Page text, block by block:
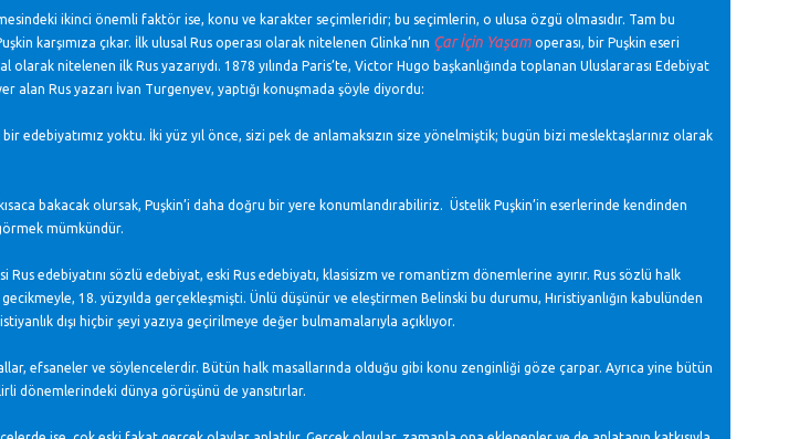
ikinci önemli faktör ise, konu ve karakter seçimleridir; bu seçimlerin, o ulusa özgü olmasıdır. Tam bu
karşımıza çıkar. İlk ulusal Rus operası olarak nitelenen Glinka’nın Çar İçin Yaşamoperası, bir Puşkin eseri
olarak nitelenen ilk Rus yazarıydı. 1878 yılında Paris’te, Victor Hugo başkanlığında toplanan Uluslararası Edebiyat
alan Rus yazarı İvan Turgenyev, yaptığı konuşmada şöyle diyordu:
edebiyatımız yoktu. İki yüz yıl önce, sizi pek de anlamaksızın size yönelmiştik; bugün bizi meslektaşlarınız olarak
bakacak olursak, Puşkin’i daha doğru bir yere konumlandırabiliriz. Üstelik Puşkin’in eserlerinde kendinden
mümkündür.
Rus edebiyatını sözlü edebiyat, eski Rus edebiyatı, klasisizm ve romantizm dönemlerine ayırır. Rus sözlü halk
18. yüzyılda gerçekleşmişti. Ünlü düşünür ve eleştirmen Belinski bu durumu, Hıristiyanlığın kabulünden
dışı hiçbir şeyi yazıya geçirilmeye değer bulmamalarıyla açıklıyor.
efsaneler ve söylencelerdir. Bütün halk masallarında olduğu gibi konu zenginliği göze çarpar. Ayrıca yine bütün
dönemlerindeki dünya görüşünü de yansıtırlar.